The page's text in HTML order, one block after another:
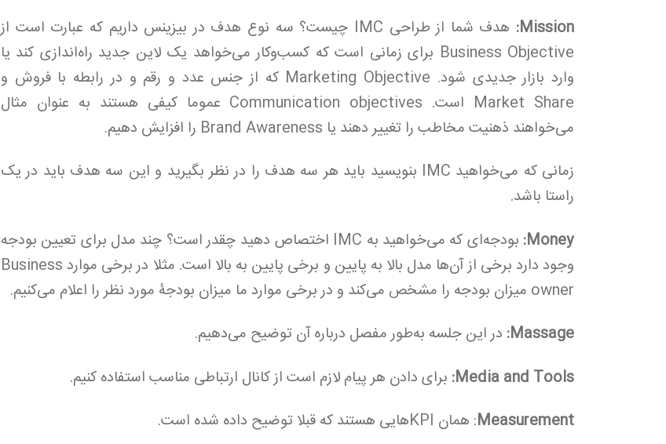
Mission:
هدف شما از طراحی IMC چیست؟ سه نوع هدف در بیزینس داریم که عبارت است از
Business Objective برای زمانی است که کسب‌وکار می‌خواهد یک لاین جدید راه‌اندازی کند یا
وارد بازار جدیدی شود. Marketing Objective که از جنس عدد و رقم و در رابطه با فروش و
Market Share است. Communication objectives عموما کیفی هستند به عنوان مثال
می‌خواهند ذهنیت مخاطب را تغییر دهند یا Brand Awareness را افزایش دهیم.
زمانی که می‌خواهید IMC بنویسید باید هر سه هدف را در نظر بگیرید و این سه هدف باید در یک
راستا باشد.
Money:
بودجه‌ای که می‌خواهید به IMC اختصاص دهید چقدر است؟ چند مدل برای تعیین بودجه
وجود دارد برخی از آن‌ها مدل بالا به پایین و برخی پایین به بالا است. مثلا در برخی موارد Business
owner میزان بودجه را مشخص می‌کند و در برخی موارد ما میزان بودجۀ مورد نظر را اعلام می‌کنیم.
Massage: در این جلسه به‌طور مفصل درباره‌ آن توضیح می‌دهیم.
Media and Tools: برای دادن هر پیام لازم است از کانال ارتباطی مناسب استفاده کنیم.
Measurement: همان KPIهایی هستند که قبلا توضیح داده شده است.